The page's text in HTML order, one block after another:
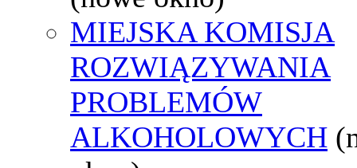
MIEJSKA KOMISJA
ROZWIĄZYWANIA
PROBLEMÓW
ALKOHOLOWYCH